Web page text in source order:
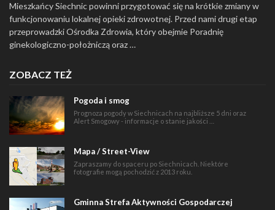
Mieszkańcy Siechnic powinni przygotować się na krótkie zmiany w
funkcjonowaniu lokalnej opieki zdrowotnej. Przed nami drugi etap
przeprowadzki Ośrodka Zdrowia, który obejmie Poradnię
ginekologiczno-położniczą oraz …
ZOBACZ TEŻ
Pogoda i smog
Prognoza pogody w Siechnicach na najbliższe 5 dni oraz
Alert Smogowy - informacje o stanie jakości …
Mapa / Street-View
Zapraszamy do spaceru po Siechnicach. Niektóre
fotografie mogą pochodzić z 2013 roku.
Gminna Strefa Aktywności Gospodarczej